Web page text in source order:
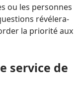
ou les personnes
révélera-​
la priorité aux
service de